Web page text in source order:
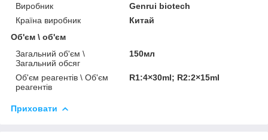
Виробник
Genrui biotech
Країна виробник
Китай
Об'єм \ об'єм
Загальний об'єм \
Загальний обсяг
150мл
Об'єм реагентів \ Об'єм
реагентів
R1:4×30ml; R2:2×15ml
Приховати